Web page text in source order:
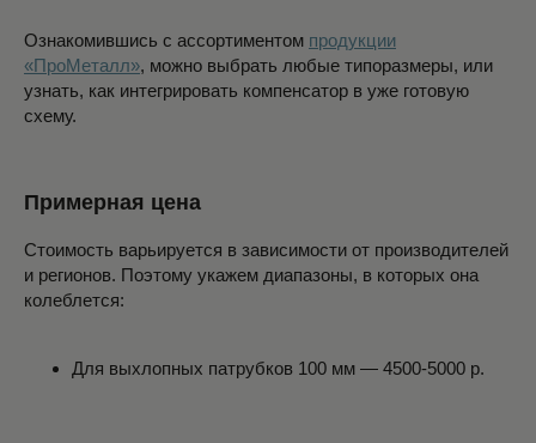
Ознакомившись с ассортиментом продукции
«ПроМеталл», можно выбрать любые типоразмеры, или
узнать, как интегрировать компенсатор в уже готовую
схему.
Примерная цена
Стоимость варьируется в зависимости от производителей
и регионов. Поэтому укажем диапазоны, в которых она
колеблется:
Для выхлопных патрубков 100 мм — 4500-5000 р.